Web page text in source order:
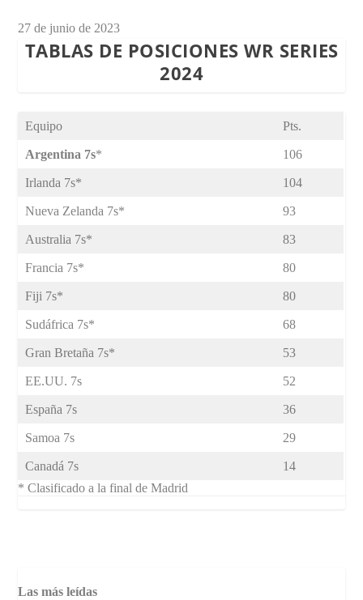
27 de junio de 2023
TABLAS DE POSICIONES WR SERIES
2024
Equipo Pts.
Argentina 7s* 106
Irlanda 7s* 104
Nueva Zelanda 7s* 93
Australia 7s* 83
Francia 7s* 80
Fiji 7s* 80
Sudáfrica 7s* 68
Gran Bretaña 7s* 53
EE.UU. 7s 52
España 7s 36
Samoa 7s 29
Canadá 7s
14
* Clasificado a la final de Madrid
Las más leídas